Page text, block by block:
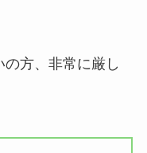
方、非常に厳し